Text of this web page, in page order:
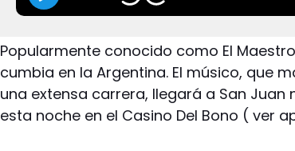
Popularmente conocido como El
cumbia en la Argentina. El músico, que
una extensa carrera, llegará a San
esta noche en el Casino Del Bono ( ver